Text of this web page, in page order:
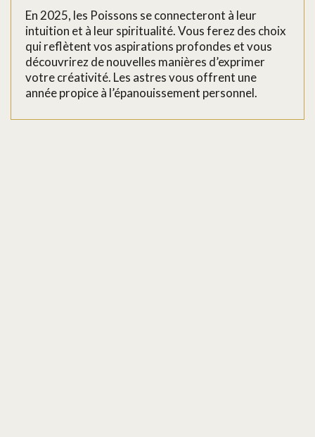
En 2025, les Poissons se connecteront à leur
intuition et à leur spiritualité. Vous ferez des choix
qui reflètent vos aspirations profondes et vous
découvrirez de nouvelles manières d’exprimer
votre créativité. Les astres vous offrent une
année propice à l’épanouissement personnel.